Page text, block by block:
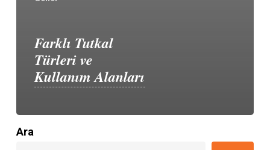
Farklı Tutkal
Türleri ve
Kullanım Alanları
Ara